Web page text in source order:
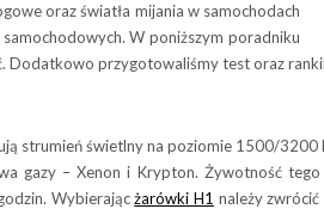
oraz światła mijania w samochodach
W poniższym poradniku
Dodatkowo przygotowaliśmy test oraz
strumień świetlny na poziomie 1500/3200
gazy – Xenon i Krypton. Żywotność
Wybierającżarówki H1 należy